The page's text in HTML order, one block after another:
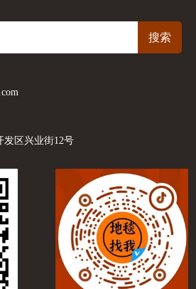
发区兴业街12号
搜索